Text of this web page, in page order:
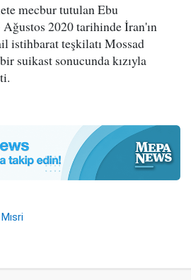
mecbur tutulan Ebu
2020 tarihinde İran'ın
istihbarat teşkilatı Mossad
suikast sonucunda kızıyla